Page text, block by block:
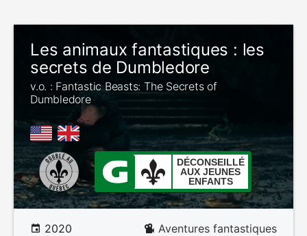
Les animaux fantastiques : les
secrets de Dumbledore
v.o. : Fantastic Beasts: The Secrets of
Dumbledore
DÉCONSEILLÉ
AUX JEUNES
ENFANTS
2020 Aventures fantastiques